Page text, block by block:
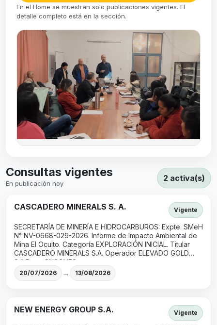
En el Home se muestran solo publicaciones vigentes. El
detalle completo está en la sección.
Consultas vigentes
En publicación hoy
2 activa(s)
CASCADERO MINERALS S. A. Vigente
SECRETARÍA DE MINERÍA E HIDROCARBUROS: Expte. SMeH
N° NV-0668-029-2026. Informe de Impacto Ambiental de
Mina El Oculto. Categoría EXPLORACIÓN INICIAL. Titular
CASCADERO MINERALS S.A. Operador ELEVADO GOLD
S.A.Dpto. SUSQUES.
20/07/2026 → 13/08/2026
NEW ENERGY GROUP S.A. Vigente